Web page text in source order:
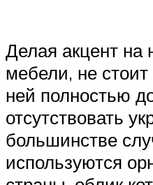
Делая акцент на
мебели, не
ней полностью
отсутствовать
большинстве
используются